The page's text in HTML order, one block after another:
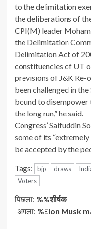
to the delimitation
the deliberations of
CPI(M) leader
the Delimitation
Delimitation Act of
constituencies of UT
previsions of J&K Re-
been challenged in the
bound to disempower
the long run,” he said.
Congress’ Saifuddin
some of its “extremely
be accepted by the
Tags: bjp draws
Voters
जारी
पिछला: %%शीर्षक
अगला: %Elon Musk